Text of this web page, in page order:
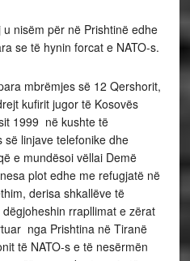
nisëm për në Prishtinë edhe
se të hynin forcat e NATO-s.
mbrëmjes së 12 Qershorit,
kufirit jugor të Kosovës
1999 në kushte të
linjave telefonike dhe
e mundësoi vëllai Demë
plot edhe me refugjatë në
derisa shkallëve të
rrapllimat e zërat
nga Prishtina në Tiranë
të NATO-s e të nesërmën